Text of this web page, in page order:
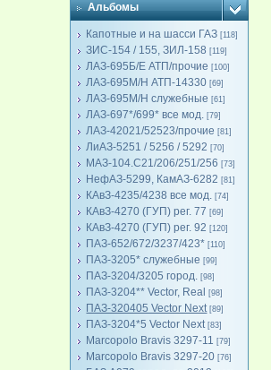
Альбомы
Капотные и на шасси ГАЗ [118]
ЗИС-154 / 155, ЗИЛ-158 [119]
ЛАЗ-695Б/Е АТП/прочие [100]
ЛАЗ-695М/Н АТП-14330 [69]
ЛАЗ-695М/Н служебные [61]
ЛАЗ-697*/699* все мод. [79]
ЛАЗ-42021/52523/прочие [81]
ЛиАЗ-5251 / 5256 / 5292 [70]
МАЗ-104.C21/206/251/256 [73]
НефАЗ-5299, КамАЗ-6282 [81]
КАвЗ-4235/4238 все мод. [74]
КАвЗ-4270 (ГУП) рег. 77 [69]
КАвЗ-4270 (ГУП) рег. 92 [120]
ПАЗ-652/672/3237/423* [110]
ПАЗ-3205* служебные [99]
ПАЗ-3204/3205 город. [98]
ПАЗ-3204** Vector, Real [98]
ПАЗ-320405 Vector Next [89]
ПАЗ-3204*5 Vector Next [83]
Marcopolo Bravis 3297-11 [79]
Marcopolo Bravis 3297-20 [76]